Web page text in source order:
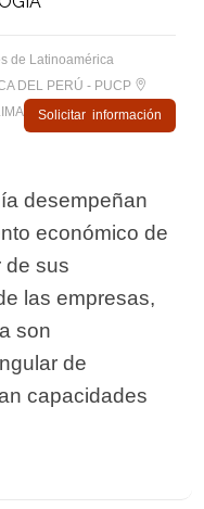
de Latinoamérica
DEL PERÚ - PUCP
Solicitar información
desempeñan
económico de
de sus
las empresas,
son
de
capacidades